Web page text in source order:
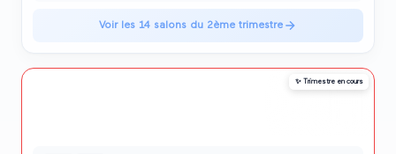
Voir les 14 salons du 2ème trimestre
15
✨ Trimestre en cours